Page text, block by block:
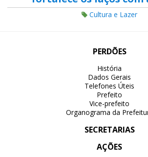
Cultura e Lazer
PERDÕES
História
Dados Gerais
Telefones Úteis
Prefeito
Vice-prefeito
Organograma da
SECRETARIAS
AÇÕES